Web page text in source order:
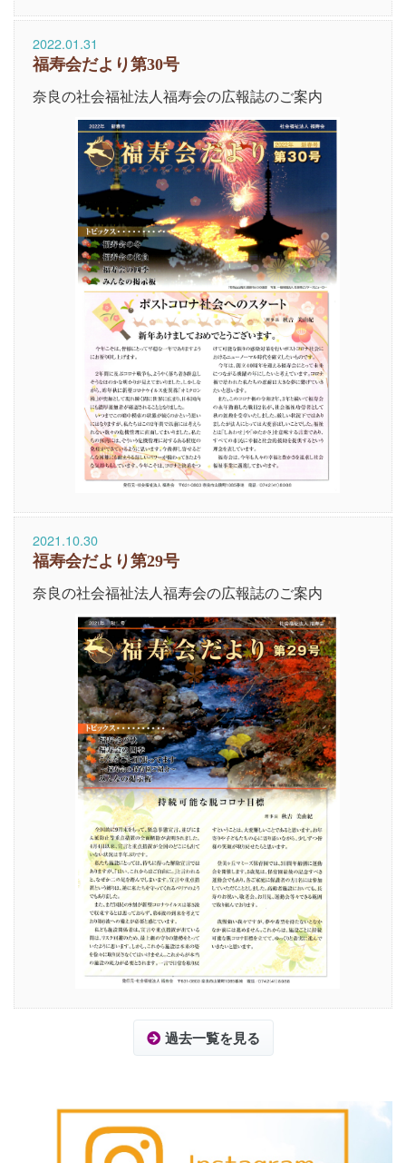
2022.01.31
福寿会だより第30号
奈良の社会福祉法人福寿会の広報誌のご案内
2021.10.30
福寿会だより第29号
奈良の社会福祉法人福寿会の広報誌のご案内
過去一覧を見る